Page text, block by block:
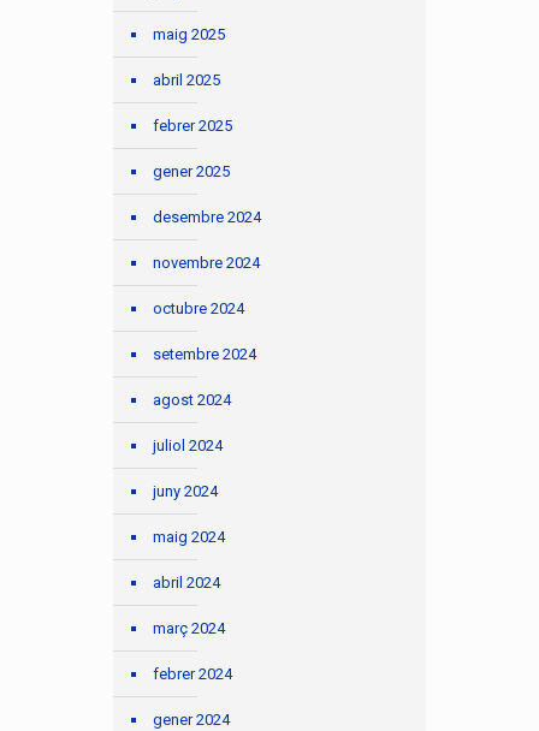
maig 2025
abril 2025
febrer 2025
gener 2025
desembre 2024
novembre 2024
octubre 2024
setembre 2024
agost 2024
juliol 2024
juny 2024
maig 2024
abril 2024
març 2024
febrer 2024
gener 2024